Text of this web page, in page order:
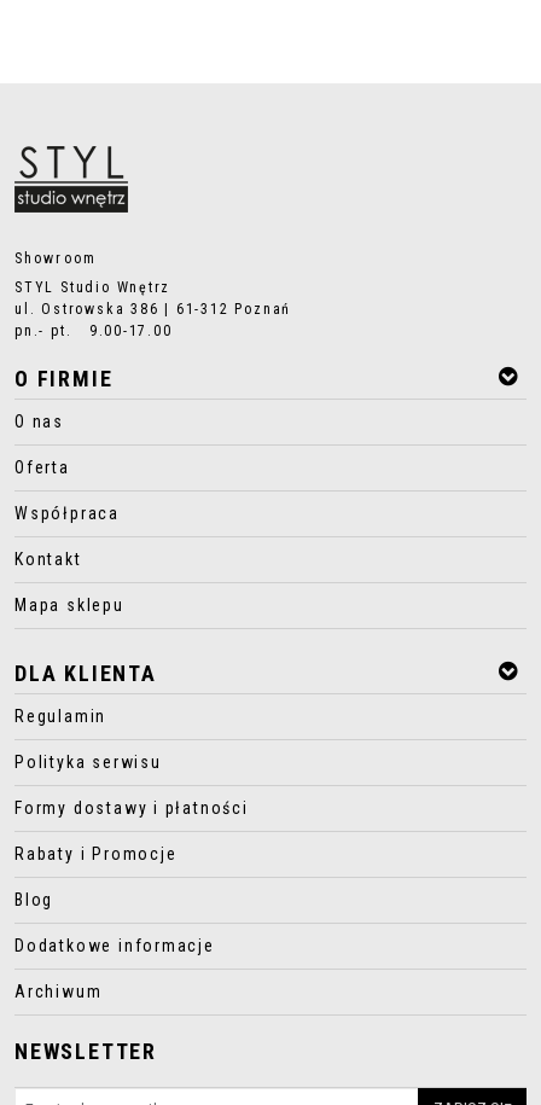
Showroom
STYL Studio Wnętrz
ul. Ostrowska 386 | 61-312 Poznań
pn.- pt. 9.00-17.00
O FIRMIE
O nas
Oferta
Współpraca
Kontakt
Mapa sklepu
DLA KLIENTA
Regulamin
Polityka serwisu
Formy dostawy i płatności
Rabaty i Promocje
Blog
Dodatkowe informacje
Archiwum
NEWSLETTER